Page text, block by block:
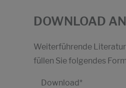
DOWNLOAD
Weiterführende
füllen Sie folgendes
Download*